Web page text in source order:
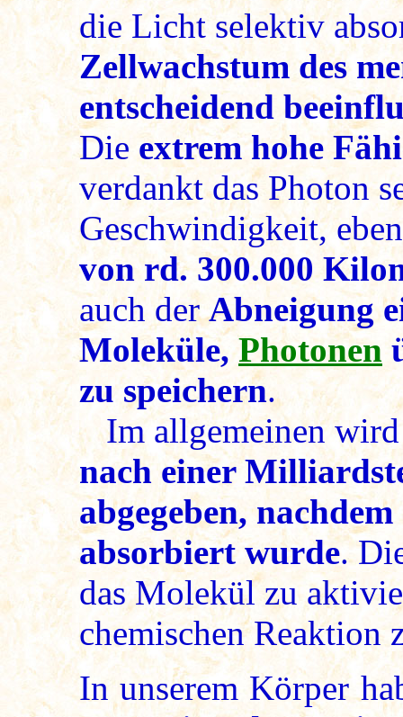
die Licht selektiv
Zellwachstum des
entscheidend
Die extrem hohe
verdankt das Photon
Geschwindigkeit,
von rd. 300.000
auch derAbneigung
Moleküle,Photonen
zu speichern.
Im allgemeinen
nach einer
abgegeben,
absorbiert wurde.
das Molekül zu
chemischen Reaktion
In unserem Körper